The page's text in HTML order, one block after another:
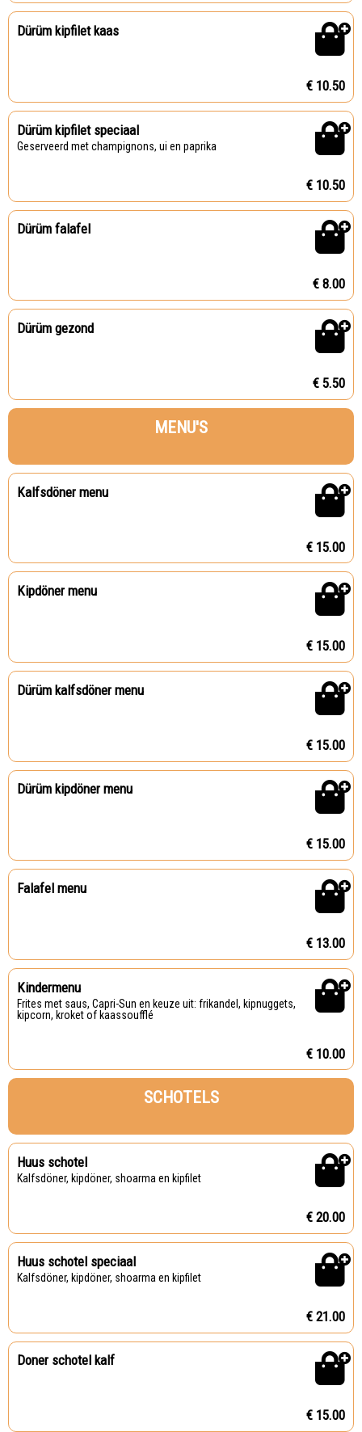
Dürüm kipfilet kaas
€ 10.50
Dürüm kipfilet speciaal
Geserveerd met champignons, ui en paprika
€ 10.50
Dürüm falafel
€ 8.00
Dürüm gezond
€ 5.50
MENU'S
Kalfsdöner menu
€ 15.00
Kipdöner menu
€ 15.00
Dürüm kalfsdöner menu
€ 15.00
Dürüm kipdöner menu
€ 15.00
Falafel menu
€ 13.00
Kindermenu
Frites met saus, Capri-Sun en keuze uit: frikandel, kipnuggets,
kipcorn, kroket of kaassoufflé
€ 10.00
SCHOTELS
Huus schotel
Kalfsdöner, kipdöner, shoarma en kipfilet
€ 20.00
Huus schotel speciaal
Kalfsdöner, kipdöner, shoarma en kipfilet
€ 21.00
Doner schotel kalf
€ 15.00